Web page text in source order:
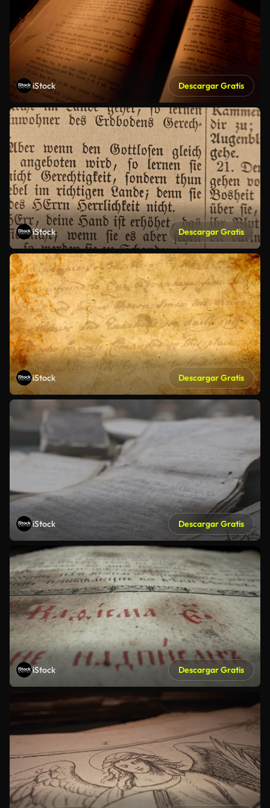
iStock Descargar Gratis
iStock Descargar Gratis
iStock Descargar Gratis
iStock Descargar Gratis
iStock Descargar Gratis